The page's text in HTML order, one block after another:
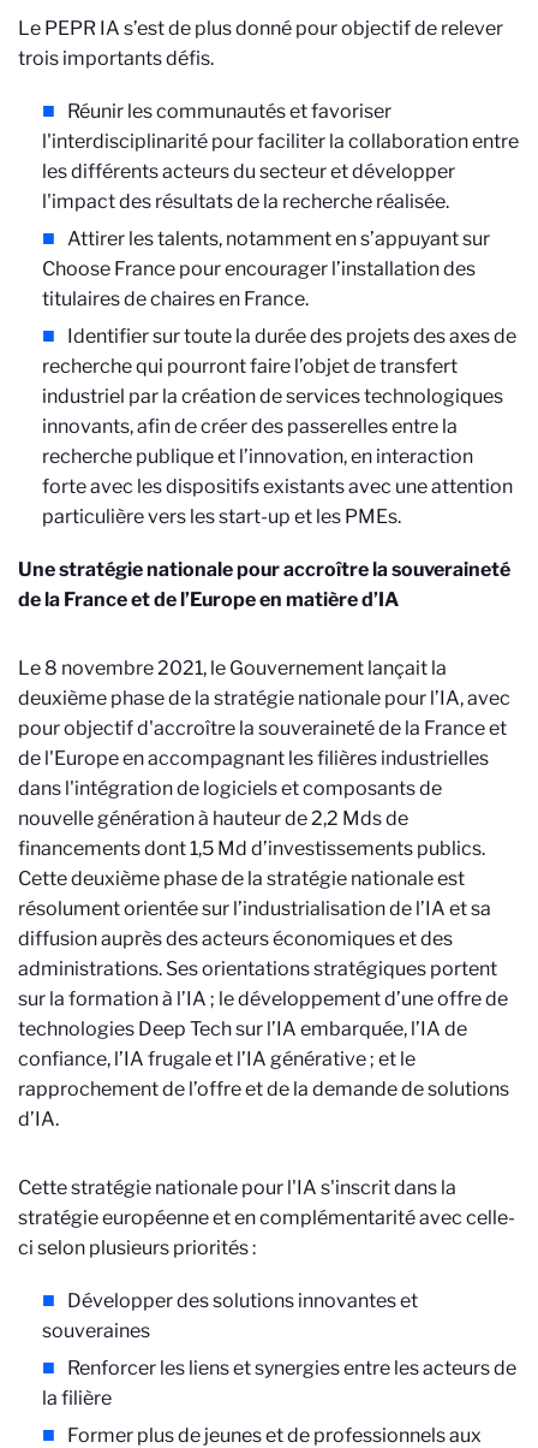
Le PEPR IA s’est de plus donné pour objectif de relever
trois importants défis.
Réunir les communautés et favoriser
l'interdisciplinarité pour faciliter la collaboration entre
les différents acteurs du secteur et développer
l'impact des résultats de la recherche réalisée.
Attirer les talents, notamment en s’appuyant sur
Choose France pour encourager l’installation des
titulaires de chaires en France.
Identifier sur toute la durée des projets des axes de
recherche qui pourront faire l’objet de transfert
industriel par la création de services technologiques
innovants, afin de créer des passerelles entre la
recherche publique et l’innovation, en interaction
forte avec les dispositifs existants avec une attention
particulière vers les start-up et les PMEs.
Une stratégie nationale pour accroître la souveraineté
de la France et de l’Europe en matière d’IA
Le 8 novembre 2021, le Gouvernement lançait la
deuxième phase de la stratégie nationale pour l’IA, avec
pour objectif d'accroître la souveraineté de la France et
de l'Europe en accompagnant les filières industrielles
dans l'intégration de logiciels et composants de
nouvelle génération à hauteur de 2,2 Mds de
financements dont 1,5 Md d’investissements publics.
Cette deuxième phase de la stratégie nationale est
résolument orientée sur l’industrialisation de l’IA et sa
diffusion auprès des acteurs économiques et des
administrations. Ses orientations stratégiques portent
sur la formation à l’IA ; le développement d’une offre de
technologies Deep Tech sur l’IA embarquée, l’IA de
confiance, l’IA frugale et l’IA générative; et le
rapprochement de l’offre et de la demande de solutions
d’IA.
Cette stratégie nationale pour l'IA s'inscrit dans la
stratégie européenne et en complémentarité avec celle-
ci selon plusieurs priorités :
Développer des solutions innovantes et
souveraines
Renforcer les liens et synergies entre les acteurs de
la filière
Former plus de jeunes et de professionnels aux